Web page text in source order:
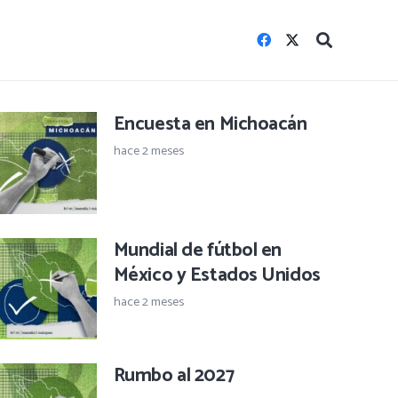
Encuesta en Michoacán
hace 2 meses
Mundial de fútbol en
México y Estados Unidos
hace 2 meses
Rumbo al 2027